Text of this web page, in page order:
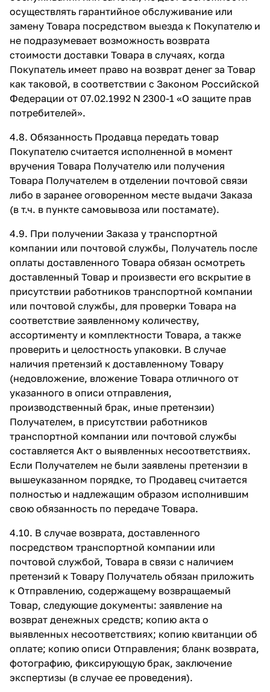
осуществлять гарантийное обслуживание или
замену Товара посредством выезда к Покупателю и
не подразумевает возможность возврата
стоимости доставки Товара в случаях, когда
Покупатель имеет право на возврат денег за Товар
как таковой, в соответствии с Законом Российской
Федерации от 07.02.1992 N 2300-1 «О защите прав
потребителей».
4.8. Обязанность Продавца передать товар
Покупателю считается исполненной в момент
вручения Товара Получателю или получения
Товара Получателем в отделении почтовой связи
либо в заранее оговоренном месте выдачи Заказа
(в т.ч. в пункте самовывоза или постамате).
4.9. При получении Заказа у транспортной
компании или почтовой службы, Получатель после
оплаты доставленного Товара обязан осмотреть
доставленный Товар и произвести его вскрытие в
присутствии работников транспортной компании
или почтовой службы, для проверки Товара на
соответствие заявленному количеству,
ассортименту и комплектности Товара, а также
проверить и целостность упаковки. В случае
наличия претензий к доставленному Товару
(недовложение, вложение Товара отличного от
указанного в описи отправления,
производственный брак, иные претензии)
Получателем, в присутствии работников
транспортной компании или почтовой службы
составляется Акт о выявленных несоответствиях.
Если Получателем не были заявлены претензии в
вышеуказанном порядке, то Продавец считается
полностью и надлежащим образом исполнившим
свою обязанность по передаче Товара.
4.10. В случае возврата, доставленного
посредством транспортной компании или
почтовой службой, Товара в связи с наличием
претензий к Товару Получатель обязан приложить
к Отправлению, содержащему возвращаемый
Товар, следующие документы: заявление на
возврат денежных средств; копию акта о
выявленных несоответствиях; копию квитанции об
оплате; копию описи Отправления; бланк возврата,
фотографию, фиксирующую брак, заключение
экспертизы (в случае ее проведения).